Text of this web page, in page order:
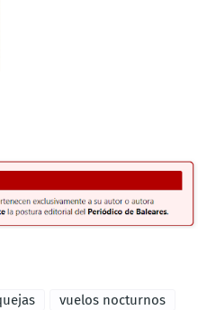
vuelos nocturnos